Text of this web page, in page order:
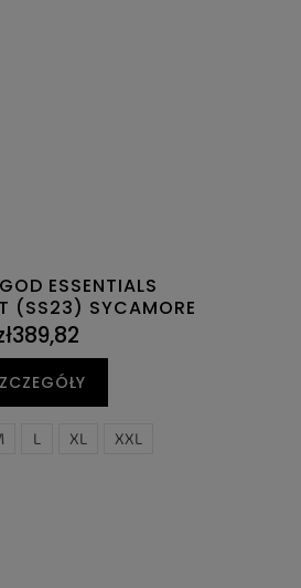
ESSENTIALS
(SS23) SYCAMORE
L XL XXL